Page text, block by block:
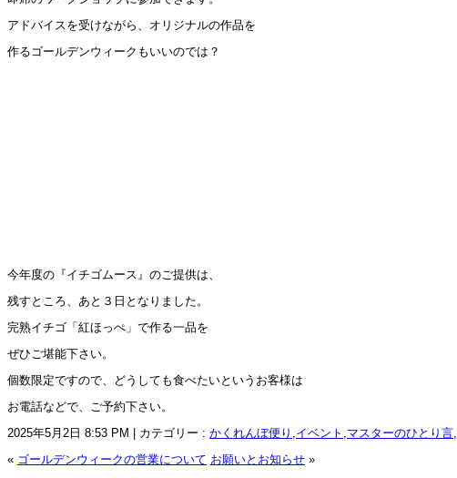
アドバイスを受けながら、オリジナルの作品を
作るゴールデンウィークもいいのでは？
今年度の『イチゴムース』のご提供は、
残すところ、あと３日となりました。
完熟イチゴ「紅ほっぺ」で作る一品を
ぜひご堪能下さい。
個数限定ですので、どうしても食べたいというお客様は
お電話などで、ご予約下さい。
2025年5月2日 8:53 PM | カテゴリー : かくれんぼ便り ,イベント ,マスターのひとり言,
« ゴールデンウィークの営業について お願いとお知らせ »